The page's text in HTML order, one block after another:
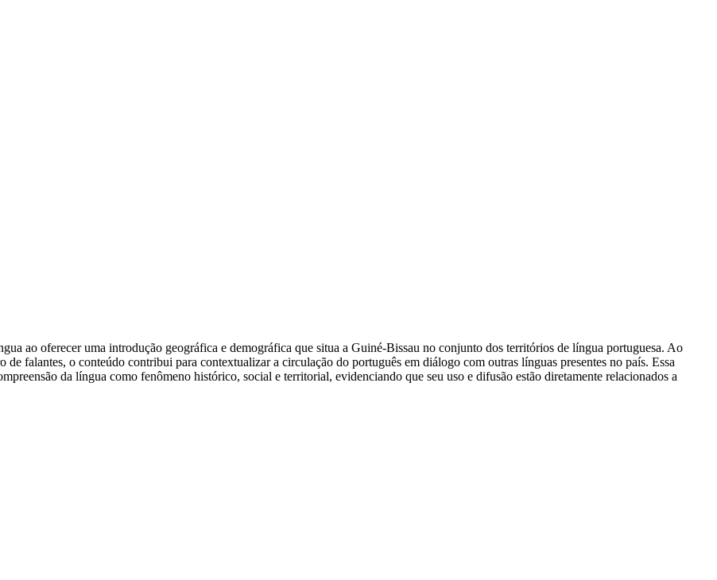
ao oferecer uma introdução geográfica e demográfica que situa a Guiné-Bissau no conjunto dos territórios de língua portuguesa. Ao
de falantes, o conteúdo contribui para contextualizar a circulação do português em diálogo com outras línguas presentes no país. Essa
da língua como fenômeno histórico, social e territorial, evidenciando que seu uso e difusão estão diretamente relacionados a